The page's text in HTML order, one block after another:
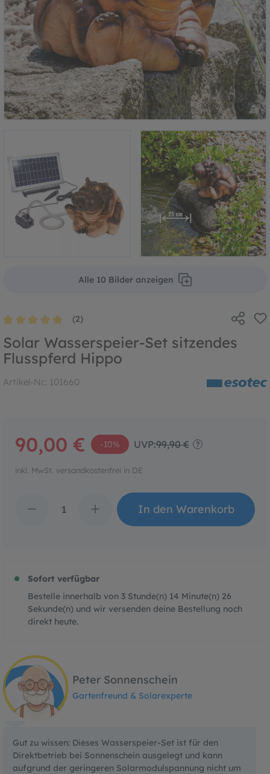
Alle 10 Bilder anzeigen
(2)
Solar Wasserspeier-Set sitzendes
Flusspferd Hippo
Artikel-Nr.: 101660
90,00 € -10% UVP:99,90 € ?
inkl. MwSt. versandkostenfrei in DE
Produkt Anzahl: Gib
In den Warenkorb
Sofort verfügbar
Bestelle innerhalb von 3 Stunde(n) 14 Minute(n) 25
Sekunde(n) und wir versenden deine Bestellung noch
direkt heute.
Peter Sonnenschein
Gartenfreund & Solarexperte
Gut zu wissen: Dieses Wasserspeier-Set ist für den
Direktbetrieb bei Sonnenschein ausgelegt und kann
aufgrund der geringeren Solarmodulspannung nicht um